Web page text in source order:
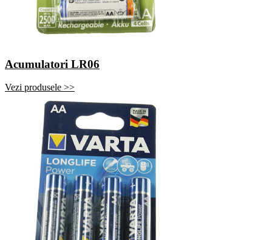
Acumulatori LR06
Vezi produsele >>